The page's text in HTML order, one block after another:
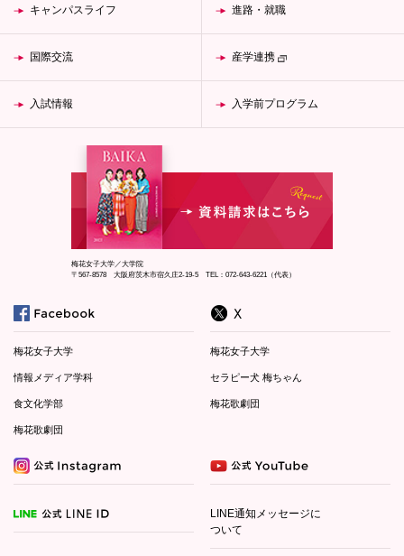
キャンパスライフ 進路・就職
国際交流 産学連携
入試情報 入学前プログラム
梅花女子大学／大学院
〒567-8578 大阪府茨木市宿久庄2-19-5 TEL：072-643-6221（代表）
梅花女子大学
情報メディア学科
食文化学部
梅花歌劇団
梅花女子大学
セラピー犬 梅ちゃん
梅花歌劇団
LINE通知メッセージに
ついて